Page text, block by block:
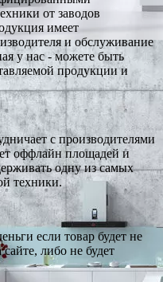
от заводов
имеет
и обслуживание
у нас - можете быть
продукции и
с производителями
оффлайн площадей и
одну из самых
техники.
если товар будет не
либо не будет